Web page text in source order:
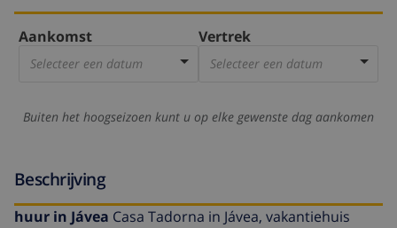
Aankomst
Selecteer een datum
Vertrek
Selecteer een datum
Buiten het hoogseizoen kunt u op elke gewenste dag aankomen
Beschrijving
huur in Jávea Casa Tadorna in Jávea, vakantiehuis